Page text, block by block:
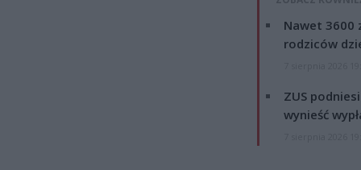
Nawet 3600
rodziców
ZUS
wynieść